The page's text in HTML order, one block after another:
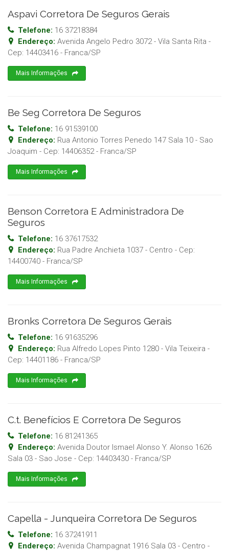
Aspavi Corretora De Seguros Gerais
Telefone: 16 37218384
Endereço: Avenida Angelo Pedro 3072 - Vila Santa Rita -
Cep: 14403416 - Franca/SP
Mais Informações
Be Seg Corretora De Seguros
Telefone: 16 91539100
Endereço: Rua Antonio Torres Penedo 147 Sala 10 - Sao
Joaquim - Cep: 14406352- Franca/SP
Mais Informações
Benson Corretora E Administradora De
Seguros
Telefone: 16 37617532
Endereço: Rua Padre Anchieta 1037 - Centro - Cep:
14400740 - Franca/SP
Mais Informações
Bronks Corretora De Seguros Gerais
Telefone: 16 91635296
Endereço: Rua Alfredo Lopes Pinto 1280 - Vila Teixeira -
Cep: 14401186 - Franca/SP
Mais Informações
C.t. Benefícios E Corretora De Seguros
Telefone: 16 81241365
Endereço: Avenida Doutor Ismael Alonso Y. Alonso 1626
Sala 03 - Sao Jose - Cep: 14403430 - Franca/SP
Mais Informações
Capella - Junqueira Corretora De Seguros
Telefone: 16 37241911
Endereço: Avenida Champagnat 1916 Sala 03 - Centro -